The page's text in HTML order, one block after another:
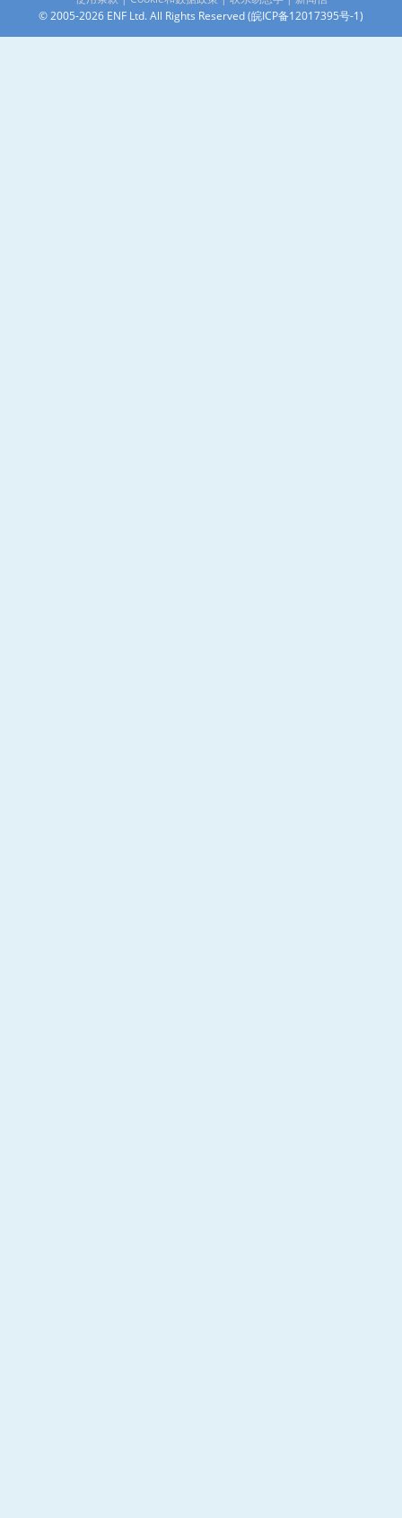
© 2005-2026 ENF Ltd. All Rights Reserved (皖ICP备12017395号-1)